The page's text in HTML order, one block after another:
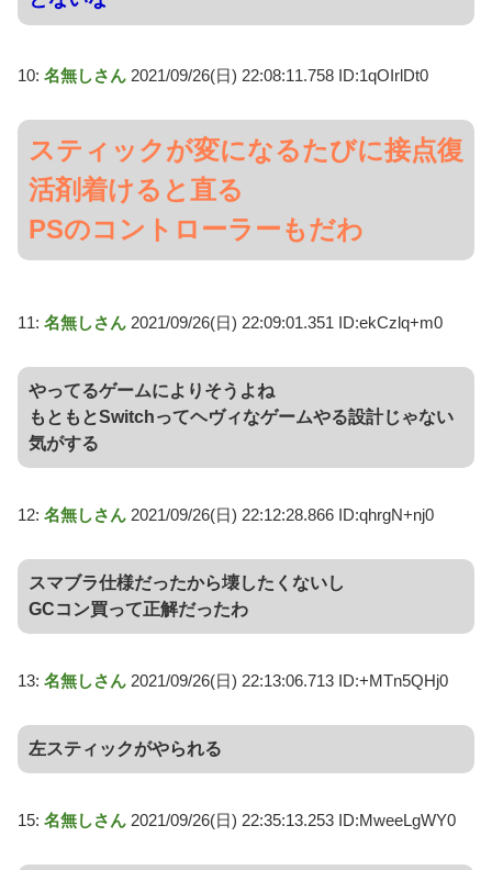
10: 名無しさん 2021/09/26(日) 22:08:11.758 ID:1qOIrlDt0
スティックが変になるたびに接点復
活剤着けると直る
PSのコントローラーもだわ
11: 名無しさん 2021/09/26(日) 22:09:01.351 ID:ekCzlq+m0
やってるゲームによりそうよね
もともとSwitchってヘヴィなゲームやる設計じゃない
気がする
12: 名無しさん 2021/09/26(日) 22:12:28.866 ID:qhrgN+nj0
スマブラ仕様だったから壊したくないし
GCコン買って正解だったわ
13: 名無しさん 2021/09/26(日) 22:13:06.713 ID:+MTn5QHj0
左スティックがやられる
15: 名無しさん 2021/09/26(日) 22:35:13.253 ID:MweeLgWY0